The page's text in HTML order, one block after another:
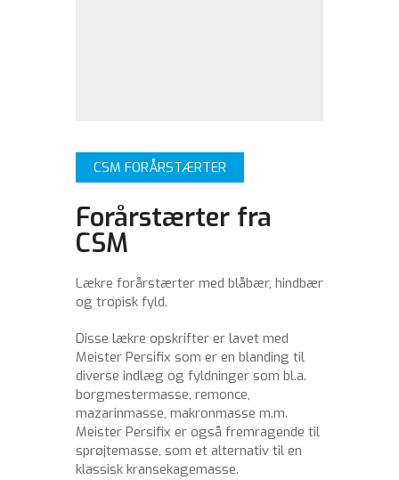
CSM FORÅRSTÆRTER
Forårstærter fra
CSM
Lækre forårstærter med blåbær, hindbær
og tropisk fyld.
Disse lækre opskrifter er lavet med
Meister Persifix som er en blanding til
diverse indlæg og fyldninger som bl.a.
borgmestermasse, remonce,
mazarinmasse, makronmasse m.m.
Meister Persifix er også fremragende til
sprøjtemasse, som et alternativ til en
klassisk kransekagemasse.